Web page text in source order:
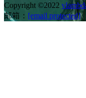
Copyright ©2022
邮箱： [email protected]